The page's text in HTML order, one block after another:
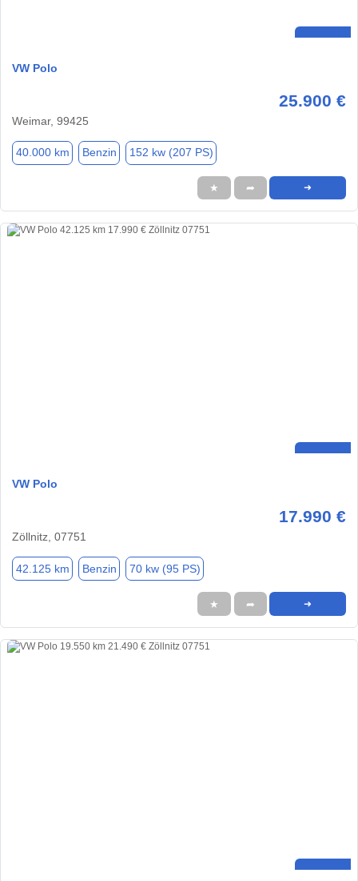
VW Polo
25.900 €
Weimar, 99425
40.000 km Benzin 152 kw (207 PS)
★ ➦ ➜
VW Polo
17.990 €
Zöllnitz, 07751
42.125 km Benzin 70 kw (95 PS)
★ ➦ ➜